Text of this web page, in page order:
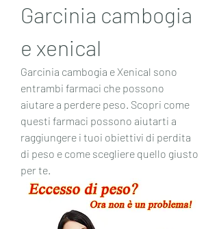
Garcinia cambogia
e xenical
Garcinia cambogia e Xenical sono
entrambi farmaci che possono
aiutare a perdere peso. Scopri come
questi farmaci possono aiutarti a
raggiungere i tuoi obiettivi di perdita
di peso e come scegliere quello giusto
per te.